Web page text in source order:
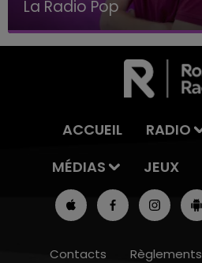
Le Club Champagne FM
ACCUEIL RADIO
MÉDIAS
JEUX
Contacts Règlements